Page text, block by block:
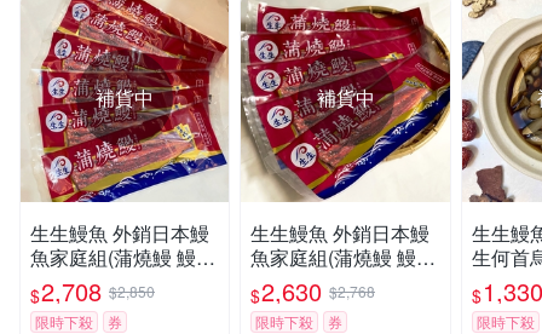
補貨中
生生鰻魚 外銷日本鰻
魚家庭組(蒲燒鰻 鰻片
250g±10%/片*6片)
$2,708 $2,850
限時下殺
券
補貨中
生生鰻魚 外銷日本鰻
魚家庭組(蒲燒鰻 鰻片
333g±10%/片*5片)
$2,630 $2,768
限時下殺
券
生生鰻
生何首
0%/包
$1,330
限時下殺